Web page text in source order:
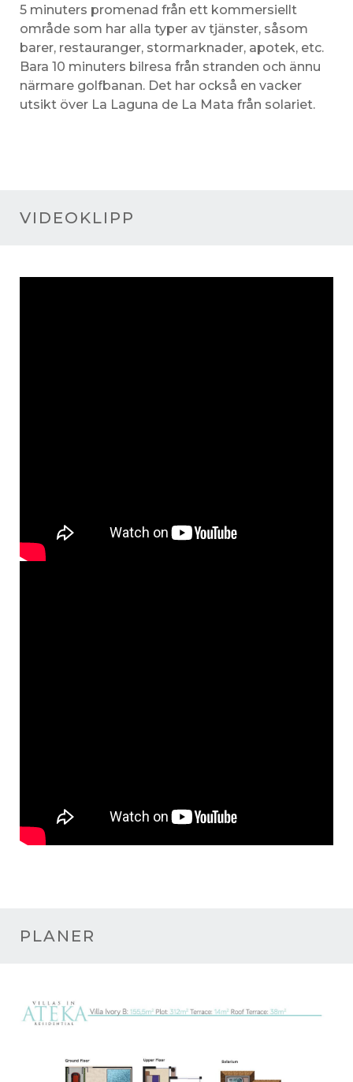
5 minuters promenad från ett kommersiellt
område som har alla typer av tjänster, såsom
barer, restauranger, stormarknader, apotek, etc.
Bara 10 minuters bilresa från stranden och ännu
närmare golfbanan. Det har också en vacker
utsikt över La Laguna de La Mata från solariet.
VIDEOKLIPP
PLANER